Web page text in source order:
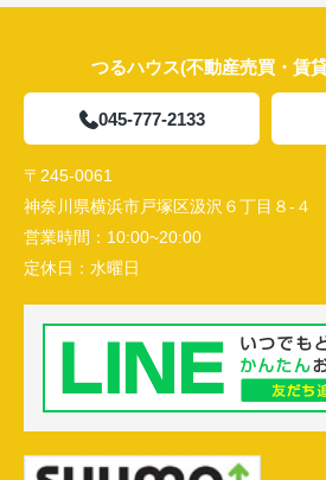
つるハウス(不動産売買・賃
045-777-2133
〒245-0061
神奈川県横浜市戸塚区汲沢６丁目８-４
営業時間： 10:00~20:00
定休日： 水曜日